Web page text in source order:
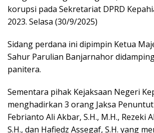
korupsi pada Sekretariat DPRD
2023. Selasa (30/9/2025)
Sidang perdana ini dipimpin Ketua
Sahur Parulian Banjarnahor
panitera.
Sementara pihak Kejaksaan Negeri
menghadirkan 3 orang Jaksa
Febrianto Ali Akbar, S.H., M.H., Rezeki
S.H., dan Hafiedz Assegaf, S.H. yang